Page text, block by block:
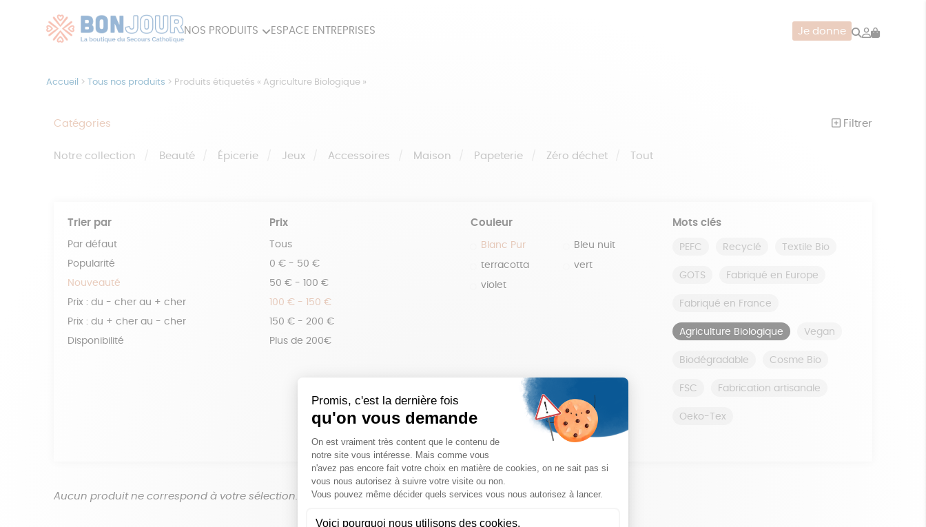
NOS PRODUITS ESPACE ENTREPRISES Je donne Rechercher
Mon
Accueil >Tous nos produits > Produits étiquetés « Agriculture Biologique »
Catégories Filtrer
Notre collection Beauté Épicerie Jeux Accessoires Maison Papeterie Zéro déchet Tout
Trier par
Par défaut
Popularité
Nouveauté
Prix : du - cher au + cher
Prix : du + cher au - cher
Disponibilité
Prix
Tous
0 € - 50 €
50 € - 100 €
100 € - 150 €
150 € - 200 €
Plus de 200€
Couleur
Blanc Pur Bleu nuit
terracotta vert
violet
Mots clés
PEFC Recyclé Textile Bio
GOTS Fabriqué en Europe
Fabriqué en France
Agriculture Biologique Vegan
Biodégradable Cosme Bio
FSC Fabrication artisanale
Oeko-Tex
réinitialiser les filtres
Aucun produit ne correspond à votre sélection.